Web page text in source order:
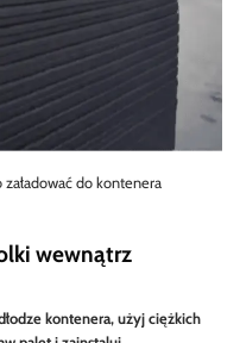
do kontenera
wewnątrz
kontenera, użyj ciężkich